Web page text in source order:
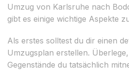
Umzug von Karlsruhe nach
gibt es einige wichtige Aspekte
Als erstes solltest du dir einen
Umzugsplan erstellen.
Gegenstände du tatsächlich